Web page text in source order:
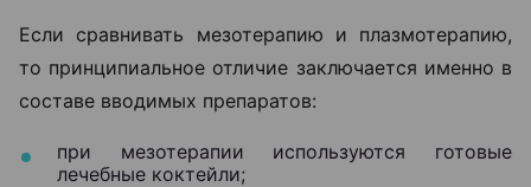
Если сравнивать мезотерапию и плазмотерапию,
то принципиальное отличие заключается именно в
составе вводимых препаратов:
при мезотерапии используются готовые
лечебные коктейли;